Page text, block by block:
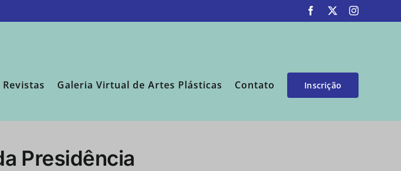
Facebook
X Instagram
Revistas Galeria Virtual de Artes Plásticas Contato Inscrição
Presidência